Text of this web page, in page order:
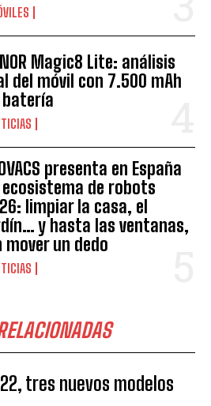
Magic8 Lite: análisis
del móvil con 7.500 mAh
batería
presenta en España
de robots
limpiar la casa, el
y hasta las ventanas,
mover un dedo
tres nuevos modelos